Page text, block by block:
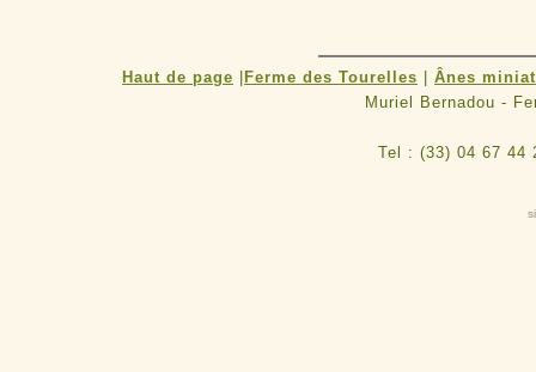
Haut de page Ferme des Tourelles
Ânes
Muriel Bernadou -
Tel : (33) 04 67 44